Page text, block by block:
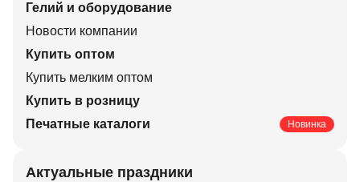
Гелий и оборудование
Новости компании
Купить оптом
Купить мелким оптом
Купить в розницу
Печатные каталоги
Новинка
Актуальные праздники